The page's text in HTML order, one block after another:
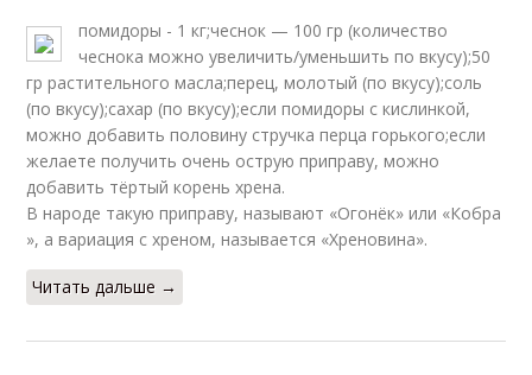
Приправа из перца Сушеная приправа
Сухая приправа Приправа из овощей
помидоры - 1 кг;чеснок — 100 гр (количество
чеснока можно увеличить/уменьшить по вкусу);50
гр растительного масла;перец, молотый (по вкусу);соль
(по вкусу);сахар (по вкусу);если помидоры с кислинкой,
можно добавить половину стручка перца горького;если
желаете получить очень острую приправу, можно
добавить тёртый корень хрена.
В народе такую приправу, называют «Огонёк» или «Кобра
», а вариация с хреном, называется «Хреновина».
Читать дальше →